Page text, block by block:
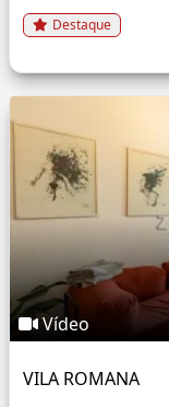
Destaque
Vídeo
VILA ROMANA